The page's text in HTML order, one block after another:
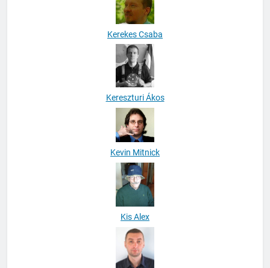
Kerekes Csaba
Kereszturi Ákos
Kevin Mitnick
Kis Alex